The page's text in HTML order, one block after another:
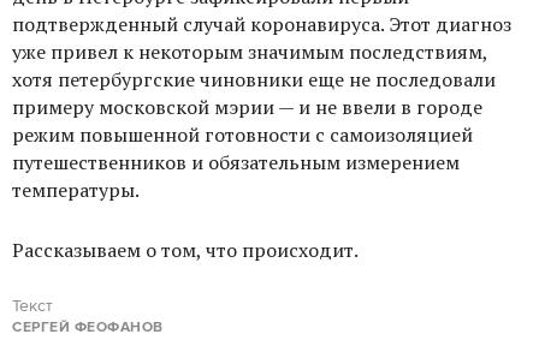
подтвержденный случай коронавируса. Этот диагноз
уже привел к некоторым значимым последствиям,
хотя петербургские чиновники еще не последовали
примеру московской мэрии — и не ввели в городе
режим повышенной готовности с самоизоляцией
путешественников и обязательным измерением
температуры.
Рассказываем о том, что происходит.
Текст
СЕРГЕЙ ФЕОФАНОВ